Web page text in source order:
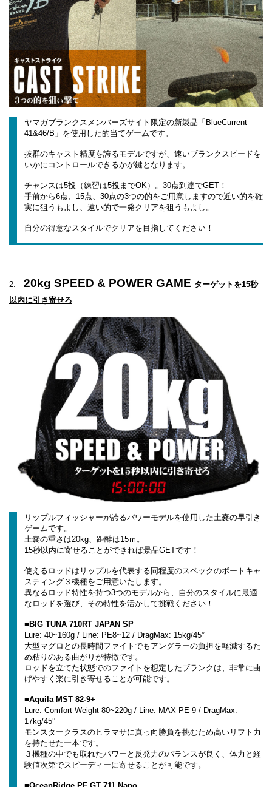
ヤマガブランクスメンバーズサイト限定の新製品「BlueCurrent
41&46/B」を使用した的当てゲームです。
抜群のキャスト精度を誇るモデルですが、速いブランクスピードを
いかにコントロールできるかが鍵となります。
チャンスは5投（練習は5投までOK）。30点到達でGET！
手前から6点、15点、30点の3つの的をご用意しますので近い的を確
実に狙うもよし、遠い的で一発クリアを狙うもよし。
自分の得意なスタイルでクリアを目指してください！
2. 20kg SPEED & POWER GAME ターゲットを15秒
以内に引き寄せろ
リップルフィッシャーが誇るパワーモデルを使用した土嚢の早引き
ゲームです。
土嚢の重さは20kg、距離は15ｍ。
15秒以内に寄せることができれば景品GETです！
使えるロッドはリップルを代表する同程度のスペックのボートキャ
スティング３機種をご用意いたします。
異なるロッド特性を持つ3つのモデルから、自分のスタイルに最適
なロッドを選び、その特性を活かして挑戦ください！
■BIG TUNA 710RT JAPAN SP
Lure: 40~160g / Line: PE8~12 / DragMax: 15kg/45°
大型マグロとの長時間ファイトでもアングラーの負担を軽減するた
め粘りのある曲がりが特徴です。
ロッドを立てた状態でのファイトを想定したブランクは、非常に曲
げやすく楽に引き寄せることが可能です。
■Aquila MST 82-9+
Lure: Comfort Weight 80~220g / Line: MAX PE 9 / DragMax:
17kg/45°
モンスタークラスのヒラマサに真っ向勝負を挑むため高いリフト力
を持たせた一本です。
３機種の中でも取れたパワーと反発力のバランスが良く、体力と経
験値次第でスピーディーに寄せることが可能です。